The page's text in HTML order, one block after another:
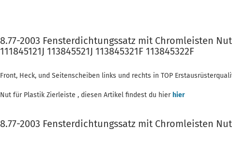
8.77-2003 Fensterdichtungssatz mit Chromleisten
111845121J 113845521J 113845321F 113845322F
Front, Heck, und Seitenscheiben links und rechts in TOP
Nut für Plastik Zierleiste , diesen Artikel findest du hier hier
8.77-2003 Fensterdichtungssatz mit Chromleisten